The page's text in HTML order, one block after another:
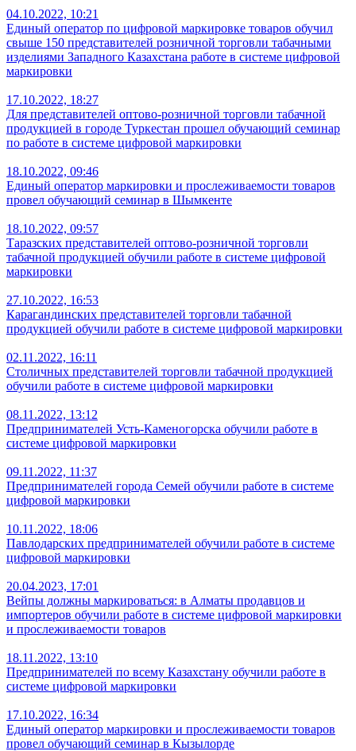
04.10.2022, 10:21
Единый оператор по цифровой маркировке товаров обучил
свыше 150 представителей розничной торговли табачными
изделиями Западного Казахстана работе в системе цифровой
маркировки
17.10.2022, 18:27
Для представителей оптово-розничной торговли табачной
продукцией в городе Туркестан прошел обучающий семинар
по работе в системе цифровой маркировки
18.10.2022, 09:46
Единый оператор маркировки и прослеживаемости товаров
провел обучающий семинар в Шымкенте
18.10.2022, 09:57
Таразских представителей оптово-розничной торговли
табачной продукцией обучили работе в системе цифровой
маркировки
27.10.2022, 16:53
Карагандинских представителей торговли табачной
продукцией обучили работе в системе цифровой маркировки
02.11.2022, 16:11
Столичных представителей торговли табачной продукцией
обучили работе в системе цифровой маркировки
08.11.2022, 13:12
Предпринимателей Усть-Каменогорска обучили работе в
системе цифровой маркировки
09.11.2022, 11:37
Предпринимателей города Семей обучили работе в системе
цифровой маркировки
10.11.2022, 18:06
Павлодарских предпринимателей обучили работе в системе
цифровой маркировки
20.04.2023, 17:01
Вейпы должны маркироваться: в Алматы продавцов и
импортеров обучили работе в системе цифровой маркировки
и прослеживаемости товаров
18.11.2022, 13:10
Предпринимателей по всему Казахстану обучили работе в
системе цифровой маркировки
17.10.2022, 16:34
Единый оператор маркировки и прослеживаемости товаров
провел обучающий семинар в Кызылорде